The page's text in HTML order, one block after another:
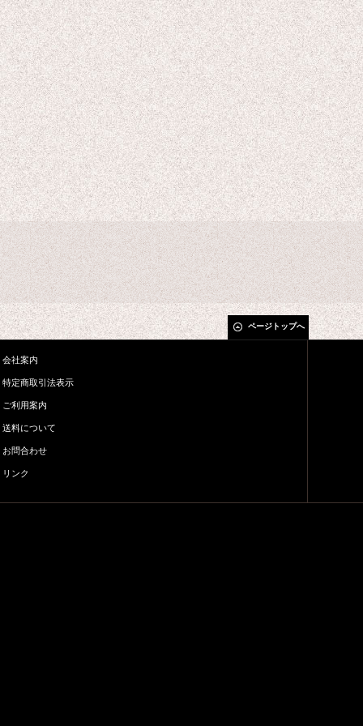
ページトップへ
会社案内
特定商取引法表示
ご利用案内
送料について
お問合わせ
リンク